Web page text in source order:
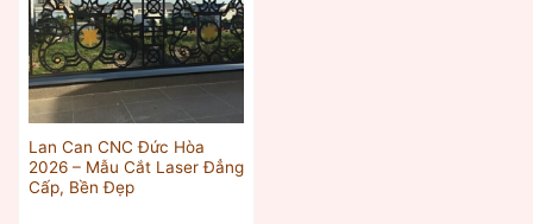
Lan Can CNC Đức Hòa
2026 – Mẫu Cắt Laser Đẳng
Cấp, Bền Đẹp